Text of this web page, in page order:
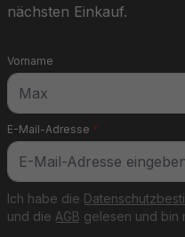
nächsten Einkauf.
E-Mail-Adresse *
Vorname
Ich habe die
und die AGB gelesen und bin